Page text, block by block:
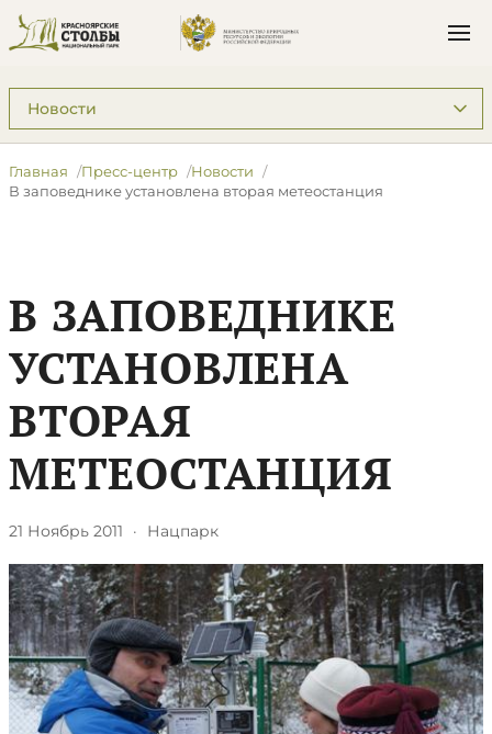
Подразделы: Пресс-центр
Главная Пресс-центр
Новости
В заповеднике установлена вторая метеостанция
В ЗАПОВЕДНИКЕ
УСТАНОВЛЕНА
ВТОРАЯ
МЕТЕОСТАНЦИЯ
21 Ноябрь 2011 · Нацпарк